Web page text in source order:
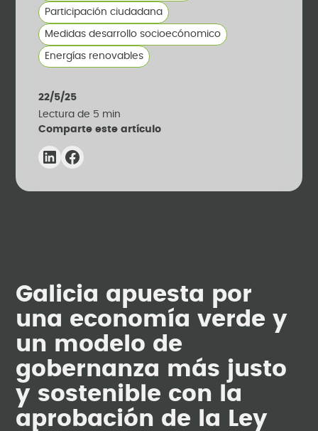
Participación ciudadana
Medidas desarrollo socioecónomico
Energías renovables
22/5/25
Lectura de 5 min
Comparte este artículo
Galicia apuesta por
una economía verde y
un modelo de
gobernanza más justo
y sostenible con la
aprobación de la Ley